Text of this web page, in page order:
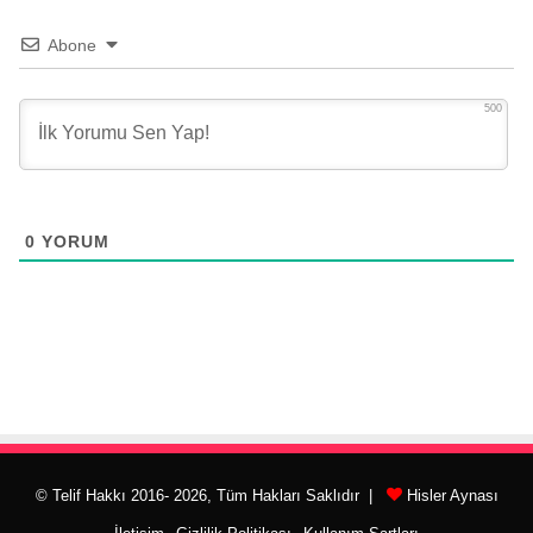
Abone
500
0 YORUM
© Telif Hakkı 2016- 2026, Tüm Hakları Saklıdır | Hisler Aynası